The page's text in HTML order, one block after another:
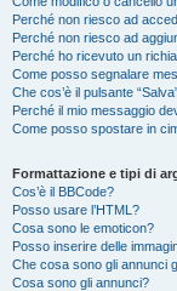
Perché non riesco ad
Perché non riesco ad
Perché ho ricevuto un
Come posso segnalare
Che cos’è il pulsante
Perché il mio messaggio
Come posso spostare in
Formattazione e tipi di
Cos’è il BBCode?
Posso usare l’HTML?
Cosa sono le emoticon?
Posso inserire delle
Che cosa sono gli annunci
Cosa sono gli annunci?